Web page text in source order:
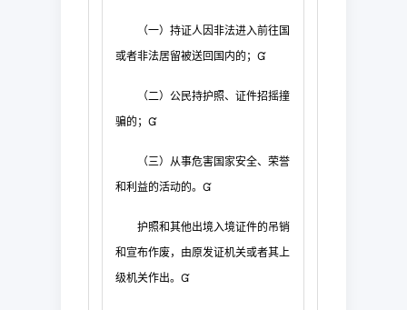
（一）持证人因非法进入前往国
或者非法居留被送回国内的；
（二）公民持护照、证件招摇撞
骗的；
（三）从事危害国家安全、荣誉
和利益的活动的。
护照和其他出境入境证件的吊销
和宣布作废，由原发证机关或者其上
级机关作出。